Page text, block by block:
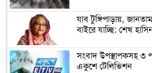
করলো সন্ত্রাসীরা
ডিসির বাসভবনে
আত্মহত্যা
যাব টুঙ্গিপাড়ায়,
বাইরে যাচ্ছি: শেখ
সংবাদ উপস্থাপকসহ ৩
একুশে টেলিভিশন